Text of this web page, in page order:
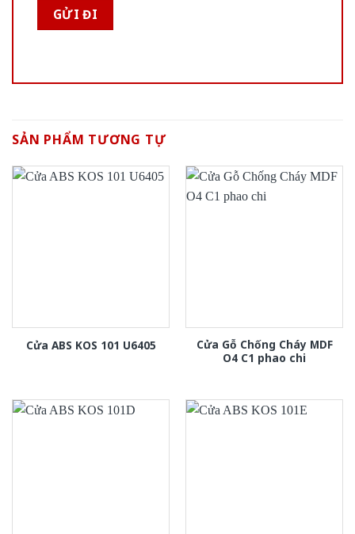
SẢN PHẨM TƯƠNG TỰ
Cửa ABS KOS 101 U6405
Cửa Gỗ Chống Cháy MDF
O4 C1 phao chi